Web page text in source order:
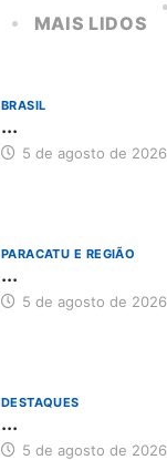
MAIS LIDOS
BRASIL
...
5 de agosto de 2026
PARACATU E REGIÃO
...
5 de agosto de 2026
DESTAQUES
...
5 de agosto de 2026